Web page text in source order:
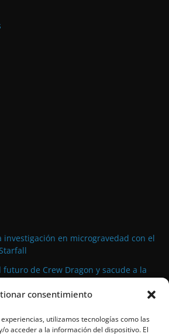
consentimiento
utilizamos tecnologías como las
o acceder a la información del dispositivo. El
investigación en microgravedad con el
futuro de Crew Dragon y sacude a la
de pequeño tamaño